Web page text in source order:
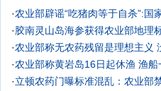
·农业部辟谣“吃猪肉等于自杀”:国
·胶南灵山岛海参获得农业部地理
·农业部称无农药残留是理想主义
·农业部称黄岩岛16日起休渔 渔船
·立顿农药门曝标准混乱：农业部